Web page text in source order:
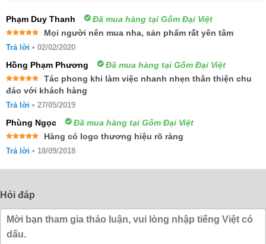
Phạm Duy Thanh Đã mua hàng tại Gốm Đại Việt
hạng55
Mọi người nên mua nha, sản phẩm rất yên tâm
Trả lời • 02/02/2020
Hồng Phạm Phương Đã mua hàng tại Gốm Đại Việt
Được xếp
hạng 55
sao
Tác phong khi làm việc nhanh nhẹn thân thiện chu
đáo với khách hàng
Trả lời • 27/05/2019
Phùng Ngọc Đã mua hàng tại Gốm Đại Việt
hạng55
Hàng có logo thương hiệu rõ ràng
Trả lời • 18/09/2018
Hỏi đáp